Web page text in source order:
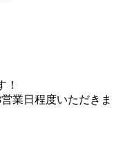
！
業日程度いただきま